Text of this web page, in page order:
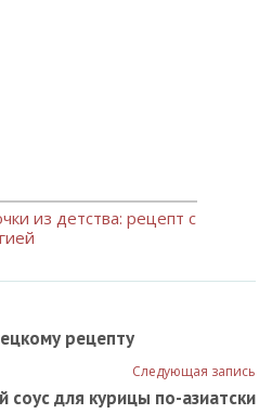
из детства: рецепт с
рецепту
Следующая запись
соус для курицы по-азиатски